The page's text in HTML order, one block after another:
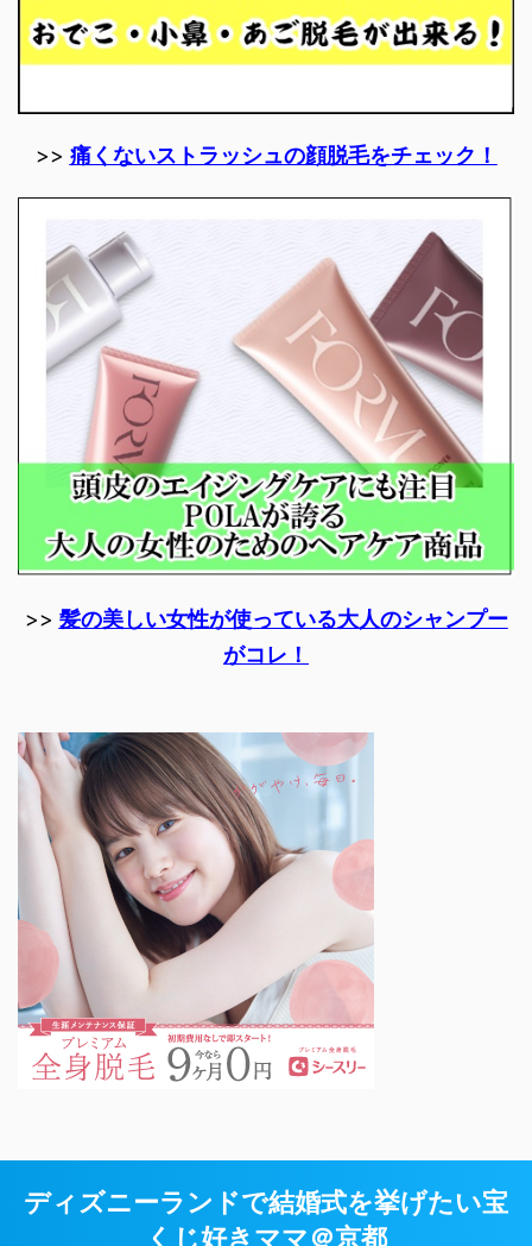
>> 痛くないストラッシュの顔脱毛をチェック！
>> 髪の美しい女性が使っている大人のシャンプー
がコレ！
ディズニーランドで結婚式を挙げたい宝
くじ好きママ＠京都